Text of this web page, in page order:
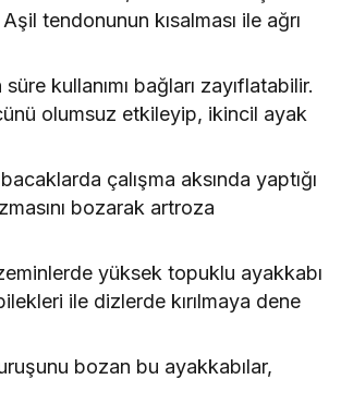
tendonunun kısalması ile ağrı
kullanımı bağları zayıflatabilir.
olumsuz etkileyip, ikincil ayak
çalışma aksında yaptığı
bozarak artroza
yüksek topuklu ayakkabı
ile dizlerde kırılmaya dene
bozan bu ayakkabılar,